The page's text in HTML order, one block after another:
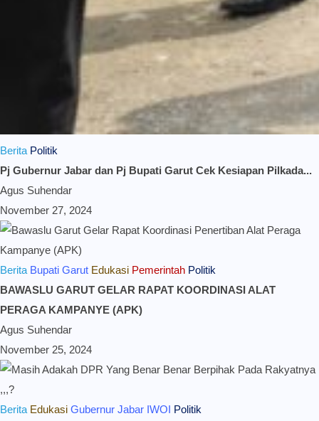
Berita Politik
Pj Gubernur Jabar dan Pj Bupati Garut Cek Kesiapan Pilkada...
Agus Suhendar
November 27, 2024
Berita Bupati Garut Edukasi Pemerintah Politik
BAWASLU GARUT GELAR RAPAT KOORDINASI ALAT
PERAGA KAMPANYE (APK)
Agus Suhendar
November 25, 2024
Berita Edukasi Gubernur Jabar IWOI Politik